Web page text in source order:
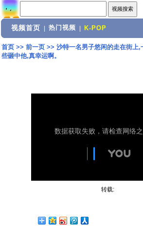
视频首页 热门视频 K-POP
首页>> 前一页>> 沙特一名男子悠闲的走在街上,
些砸中他,真幸运啊。
转载: